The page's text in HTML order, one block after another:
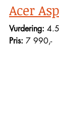
Acer
Vurdering:
Pris: 7 990,-